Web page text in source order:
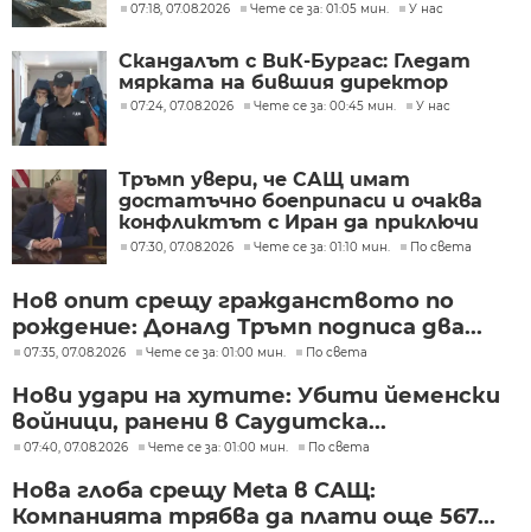
07:18, 07.08.2026 Чете се за: 01:05 мин. У нас
Скандалът с ВиК-Бургас: Гледат
мярката на бившия директор
07:24, 07.08.2026 Чете се за: 00:45 мин. У нас
Тръмп увери, че САЩ имат
достатъчно боеприпаси и очаква
конфликтът с Иран да приключи
скоро
07:30, 07.08.2026 Чете се за: 01:10 мин. По света
Нов опит срещу гражданството по
рождение: Доналд Тръмп подписа два...
07:35, 07.08.2026 Чете се за: 01:00 мин. По света
Нови удари на хутите: Убити йеменски
войници, ранени в Саудитска...
07:40, 07.08.2026 Чете се за: 01:00 мин. По света
Нова глоба срещу Meta в САЩ:
Компанията трябва да плати още 567...